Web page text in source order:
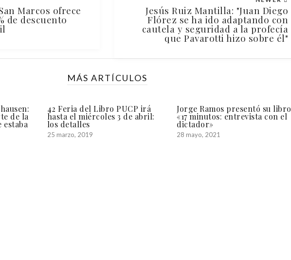
Marcos ofrece
de descuento
Jesús Ruiz Mantilla: "Juan Diego
Flórez se ha ido adaptando con
cautela y seguridad a la profecía
que Pavarotti hizo sobre él"
MÁS ARTÍCULOS
de la
42 Feria del Libro PUCP irá
hasta el miércoles 3 de abril:
los detalles
25 marzo, 2019
Jorge Ramos presentó su libro
«17 minutos: entrevista con el
dictador»
28 mayo, 2021